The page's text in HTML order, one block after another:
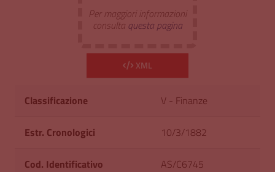
Per maggiori informazioni
consulta questa pagina
XML
Classificazione V - Finanze
Estr. Cronologici 10/3/1882
Cod. Identificativo AS/C6745